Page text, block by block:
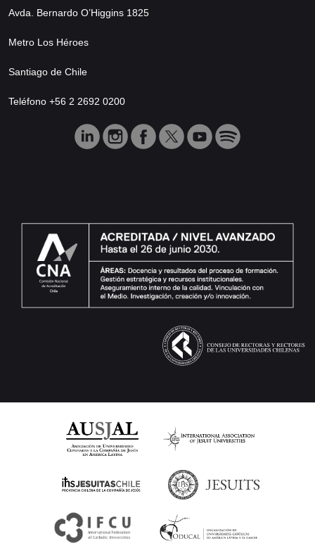
Avda. Bernardo O’Higgins 1825
Metro Los Héroes
Santiago de Chile
Teléfono +56 2 2692 0200